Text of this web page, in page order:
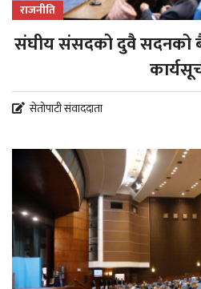
राजनीति
संघीय संसदको दुवै
सेतोपाटी संवाददाता